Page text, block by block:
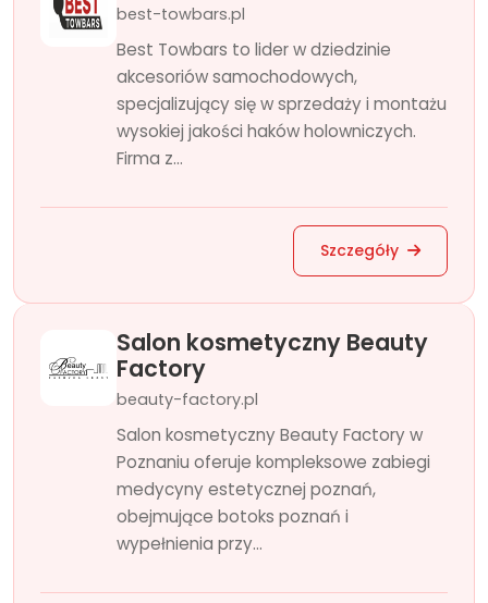
best-towbars.pl
Best Towbars to lider w dziedzinie
akcesoriów samochodowych,
specjalizujący się w sprzedaży i montażu
wysokiej jakości haków holowniczych.
Firma z...
Szczegóły
Salon kosmetyczny Beauty
Factory
beauty-factory.pl
Salon kosmetyczny Beauty Factory w
Poznaniu oferuje kompleksowe zabiegi
medycyny estetycznej poznań,
obejmujące botoks poznań i
wypełnienia przy...